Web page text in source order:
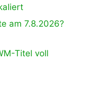
am 7.8.2026?
Titel voll